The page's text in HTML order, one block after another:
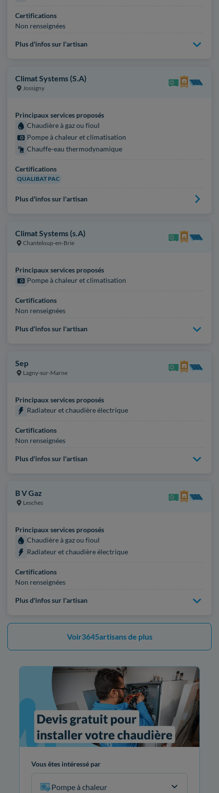
Certifications
Non renseignées
Plus d'infos sur l'artisan
Climat Systems (S.A)
Jossigny
Principaux services proposés
Chaudière à gaz ou fioul
Pompe à chaleur et climatisation
Chauffe-eau thermodynamique
Certifications
QUALIBAT PAC
Plus d'infos sur l'artisan
Climat Systems (s.A)
Chanteloup-en-Brie
Principaux services proposés
Pompe à chaleur et climatisation
Certifications
Non renseignées
Plus d'infos sur l'artisan
Sep
Lagny-sur-Marne
Principaux services proposés
Radiateur et chaudière électrique
Certifications
Non renseignées
Plus d'infos sur l'artisan
B V Gaz
Lesches
Principaux services proposés
Chaudière à gaz ou fioul
Radiateur et chaudière électrique
Certifications
Non renseignées
Plus d'infos sur l'artisan
Voir3645artisans de plus
Vous êtes intéressé par
Pompe à chaleur